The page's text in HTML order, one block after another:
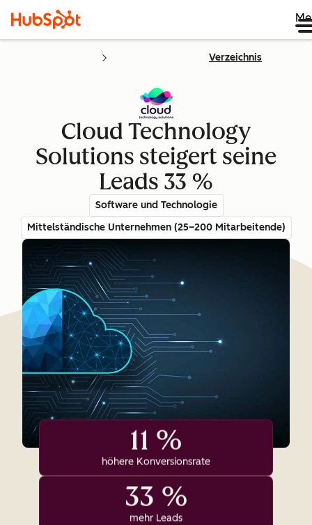
Verzeichnis
Cloud Technology
Solutions steigert seine
Leads 33 %
Software und Technologie
Mittelständische Unternehmen (25–200 Mitarbeitende)
11 %
höhere Konversionsrate
33 %
mehr Leads